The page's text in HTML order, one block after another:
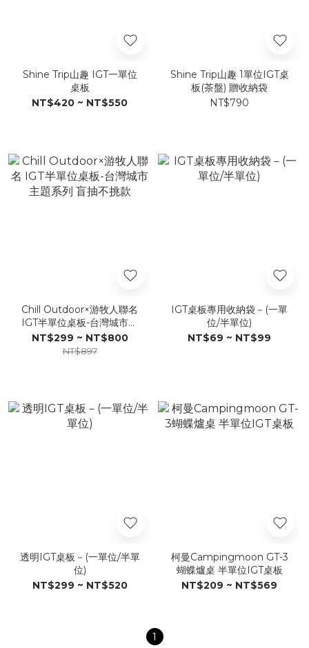
Shine Trip山趣 IGT一單位
桌板
NT$420 ~ NT$550
Shine Trip山趣 1單位IGT桌
板(茶盤) 贈收納袋
NT$790
Chill Outdoor×游牧人聯名
IGT半單位桌板-台灣城市主
題系列 盲抽不挑款
NT$299 ~ NT$800
NT$897
IGT桌板專用收納袋－(一單
位/半單位)
NT$69 ~ NT$99
透明IGT桌板－(一單位/半單
位)
NT$299 ~ NT$520
柯曼Campingmoon GT-3
蝴蝶爐桌 半單位IGT桌板
NT$209 ~ NT$569
1